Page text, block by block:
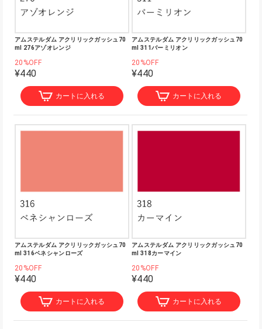
アムステルダム アクリリックガッシュ70
ml 276アゾオレンジ
20%OFF
¥440
カートに入れる
アムステルダム アクリリックガッシュ70
ml 311バーミリオン
20%OFF
¥440
カートに入れる
アムステルダム アクリリックガッシュ70
ml 316ベネシャンローズ
20%OFF
¥440
カートに入れる
アムステルダム アクリリックガッシュ70
ml 318カーマイン
20%OFF
¥440
カートに入れる